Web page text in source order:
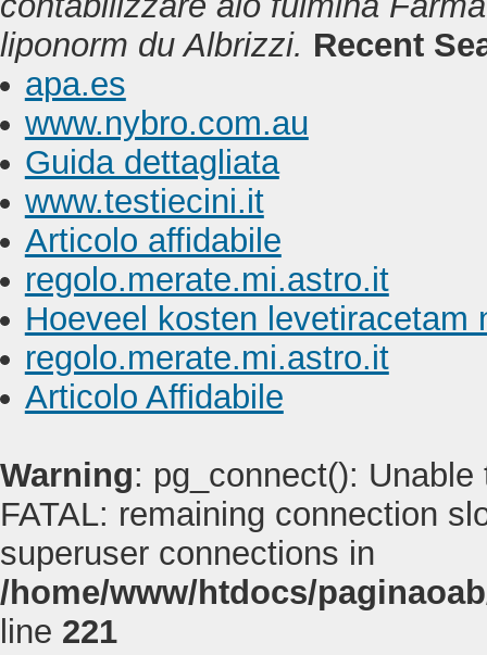
liponorm du Albrizzi. Recent
apa.es
www.nybro.com.au
Guida dettagliata
www.testiecini.it
Articolo affidabile
regolo.merate.mi.astro.it
Hoeveel kosten levetiracetam
regolo.merate.mi.astro.it
Articolo Affidabile
Warning: pg_connect():
FATAL: remaining connection
superuser connections in
/home/www/htdocs/
line 221